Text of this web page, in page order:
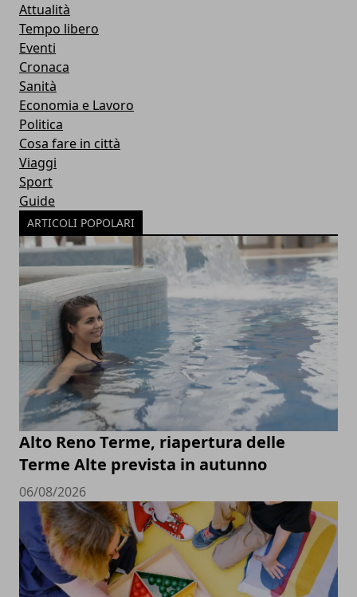
Attualità
Tempo libero
Eventi
Cronaca
Sanità
Economia e Lavoro
Politica
Cosa fare in città
Viaggi
Sport
Guide
ARTICOLI POPOLARI
Alto Reno Terme, riapertura delle
Terme Alte prevista in autunno
06/08/2026